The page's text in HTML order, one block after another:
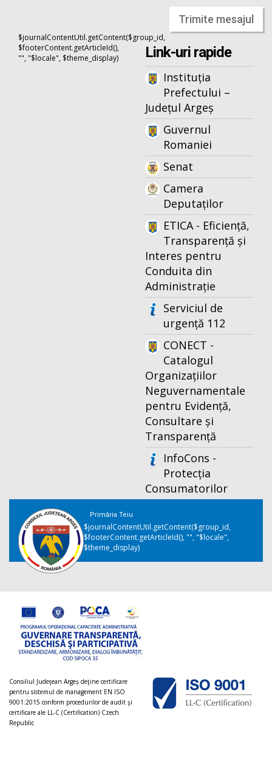
Trimite mesajul
$journalContentUtil.getContent($group_id,
$footerContent.getArticleId(),
"", "$locale", $theme_display)
Link-uri rapide
Instituția
Prefectului –
Județul Argeș
Guvernul
Romaniei
Senat
Camera
Deputaților
ETICA - Eficiență,
Transparență și
Interes pentru
Conduita din
Administrație
Serviciul de
urgență 112
CONECT -
Catalogul
Organizațiilor
Neguvernamentale
pentru Evidență,
Consultare și
Transparență
InfoCons -
Protecția
Consumatorilor
Primăria Teiu
$journalContentUtil.getContent($group_id,
$footerContent.getArticleId(), "", "$locale",
$theme_display)
Consiliul Judeţean Argeș deţine certificare
pentru sistemul de management EN ISO
9001:2015 conform procedurilor de audit şi
certificare ale LL-C (Certification) Czech
Republic